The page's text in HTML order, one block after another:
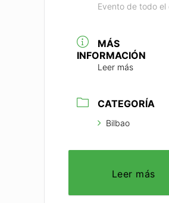
Evento de todo el
MÁS
INFORMACIÓN
Leer más
CATEGORÍA
Bilbao
Leer más